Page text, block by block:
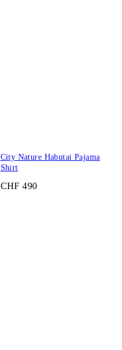
City Nature Habutai Pajama
Shirt
CHF 490